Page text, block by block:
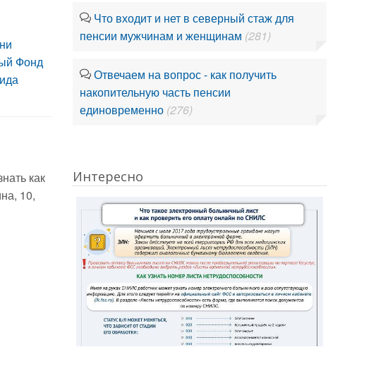
Фонд
как
10,
Что входит и нет в северный стаж для
пенсии мужчинам и женщинам (281)
Отвечаем на вопрос - как получить
накопительную часть пенсии
единовременно (276)
Интересно